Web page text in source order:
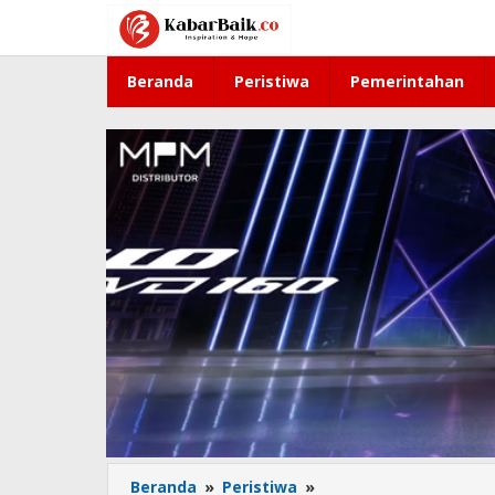
konten
Beranda Peristiwa Pemerintahan
Beranda » Peristiwa »